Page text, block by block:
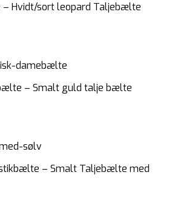
Hvidt/sort leopard Taljebælte
– Smalt guld talje bælte
– Smalt Taljebælte med